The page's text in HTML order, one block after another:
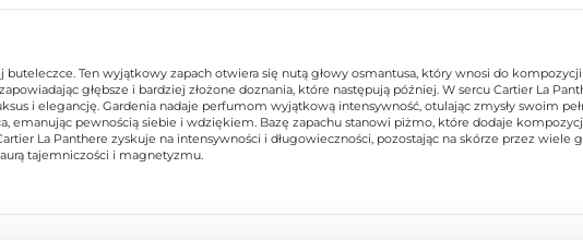
Ten wyjątkowy zapach otwiera się nutą głowy osmantusa, który wnosi do
głębsze i bardziej złożone doznania, które następują później. W sercu Cartier La
i elegancję. Gardenia nadaje perfumom wyjątkową intensywność, otulając zmysły swoim
emanując pewnością siebie i wdziękiem. Bazę zapachu stanowi piżmo, które dodaje
La Panthere zyskuje na intensywności i długowieczności, pozostając na skórze przez
tajemniczości i magnetyzmu.